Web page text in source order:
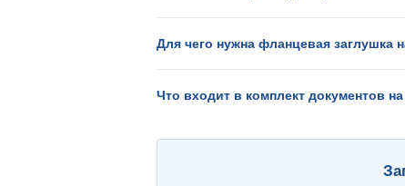
Для чего нужна фланцевая заглушка
Что входит в комплект документов